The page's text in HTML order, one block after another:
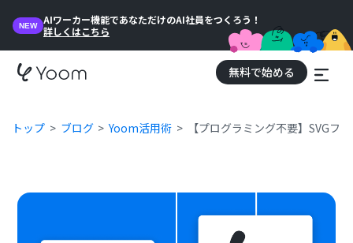
NEW
AIワーカー機能であなただけのAI社員をつくろう！
詳しくはこちら
無料で始める
トップ ブログ Yoom活用術 【プログラミング不要】SVGフ